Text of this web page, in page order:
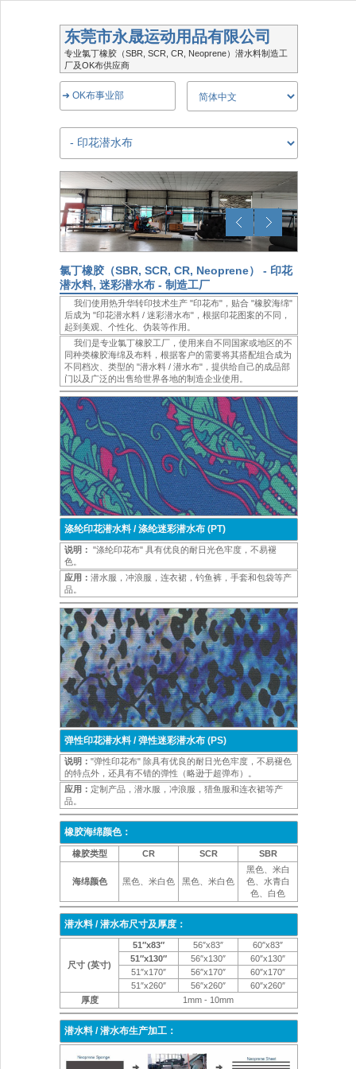
东莞市永晟运动用品有限公司
专业氯丁橡胶（SBR, SCR, CR, Neoprene）潜水料制造工
厂及OK布供应商
➜ OK布事业部
氯丁橡胶（SBR, SCR, CR, Neoprene） - 印花
潜水料, 迷彩潜水布 - 制造工厂
我们使用热升华转印技术生产 "印花布"，贴合 "橡胶海绵"
后成为 "印花潜水料 / 迷彩潜水布"，根据印花图案的不同，
起到美观、个性化、伪装等作用。
我们是专业氯丁橡胶工厂，使用来自不同国家或地区的不
同种类橡胶海绵及布料，根据客户的需要将其搭配组合成为
不同档次、类型的 "潜水料 / 潜水布"，提供给自己的成品部
门以及广泛的出售给世界各地的制造企业使用。
涤纶印花潜水料 / 涤纶迷彩潜水布 (PT)
说明： "涤纶印花布" 具有优良的耐日光色牢度，不易褪
色。
应用： 潜水服，冲浪服，连衣裙，钓鱼裤，手套和包袋等产
品。
弹性印花潜水料 / 弹性迷彩潜水布 (PS)
说明： "弹性印花布" 除具有优良的耐日光色牢度，不易褪色
的特点外，还具有不错的弹性（略逊于超弹布）。
应用： 定制产品，潜水服，冲浪服，猎鱼服和连衣裙等产
品。
橡胶海绵颜色：
橡胶类型 CR SCR SBR
海绵颜色 黑色、米白色 黑色、米白色
黑色、米白
色、水青白
色、白色
潜水料 / 潜水布尺寸及厚度：
尺寸 (英寸)
51″x83″ 56″x83″
60″x83″
51″x130″
56″x130″
60″x130″
51″x170″
56″x170″
60″x170″
51″x260″
56″x260″
60″x260″
厚度
1mm - 10mm
潜水料 / 潜水布生产加工：